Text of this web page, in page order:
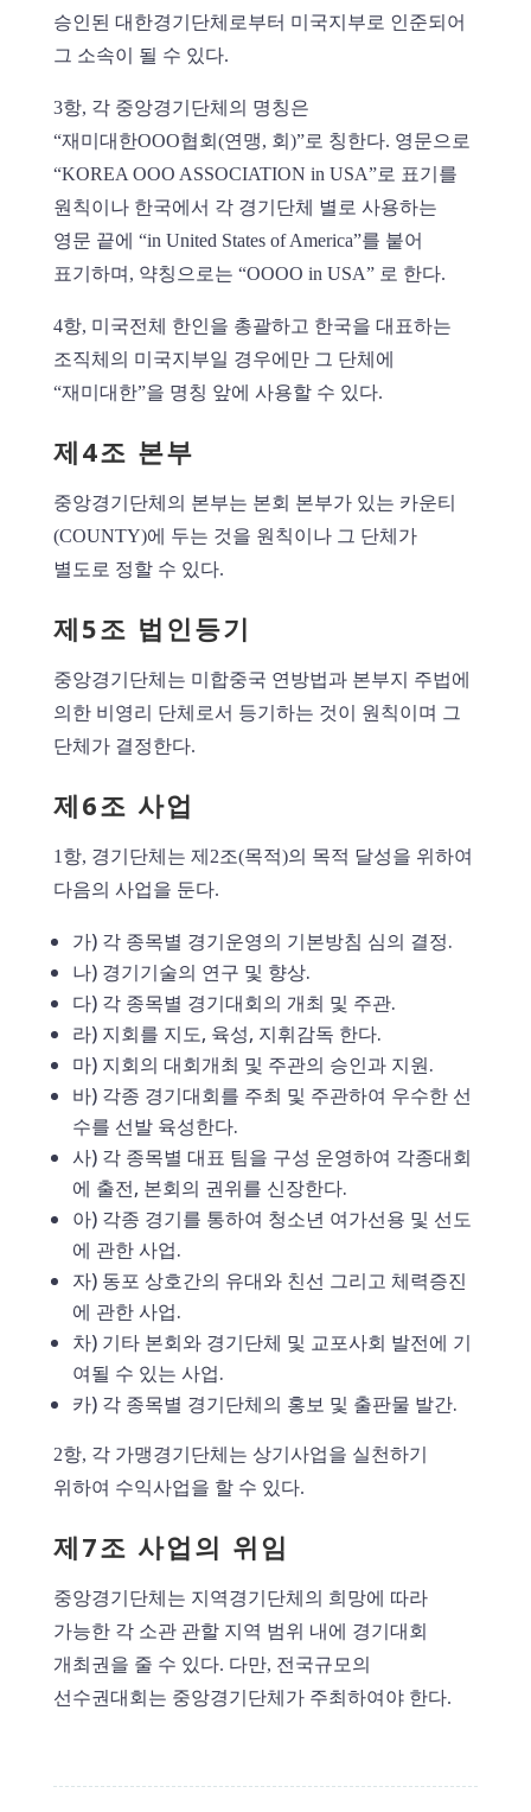
승인된 대한경기단체로부터 미국지부로 인준되어
그 소속이 될 수 있다.
3항, 각 중앙경기단체의 명칭은
“재미대한OOO협회(연맹, 회)”로 칭한다. 영문으로
“KOREA OOO ASSOCIATION in USA”로 표기를
원칙이나 한국에서 각 경기단체 별로 사용하는
영문 끝에 “in United States of America”를 붙어
표기하며, 약칭으로는 “OOOO in USA” 로 한다.
4항, 미국전체 한인을 총괄하고 한국을 대표하는
조직체의 미국지부일 경우에만 그 단체에
“재미대한”을 명칭 앞에 사용할 수 있다.
제4조 본부
중앙경기단체의 본부는 본회 본부가 있는 카운티
(COUNTY)에 두는 것을 원칙이나 그 단체가
별도로 정할 수 있다.
제5조 법인등기
중앙경기단체는 미합중국 연방법과 본부지 주법에
의한 비영리 단체로서 등기하는 것이 원칙이며 그
단체가 결정한다.
제6조 사업
1항, 경기단체는 제2조(목적)의 목적 달성을 위하여
다음의 사업을 둔다.
가) 각 종목별 경기운영의 기본방침 심의 결정.
나) 경기기술의 연구 및 향상.
다) 각 종목별 경기대회의 개최 및 주관.
라) 지회를 지도, 육성, 지휘감독 한다.
마) 지회의 대회개최 및 주관의 승인과 지원.
바) 각종 경기대회를 주최 및 주관하여 우수한 선
수를 선발 육성한다.
사) 각 종목별 대표 팀을 구성 운영하여 각종대회
에 출전, 본회의 권위를 신장한다.
아) 각종 경기를 통하여 청소년 여가선용 및 선도
에 관한 사업.
자) 동포 상호간의 유대와 친선 그리고 체력증진
에 관한 사업.
차) 기타 본회와 경기단체 및 교포사회 발전에 기
여될 수 있는 사업.
카) 각 종목별 경기단체의 홍보 및 출판물 발간.
2항, 각 가맹경기단체는 상기사업을 실천하기
위하여 수익사업을 할 수 있다.
제7조 사업의 위임
중앙경기단체는 지역경기단체의 희망에 따라
가능한 각 소관 관할 지역 범위 내에 경기대회
개최권을 줄 수 있다. 다만, 전국규모의
선수권대회는 중앙경기단체가 주최하여야 한다.